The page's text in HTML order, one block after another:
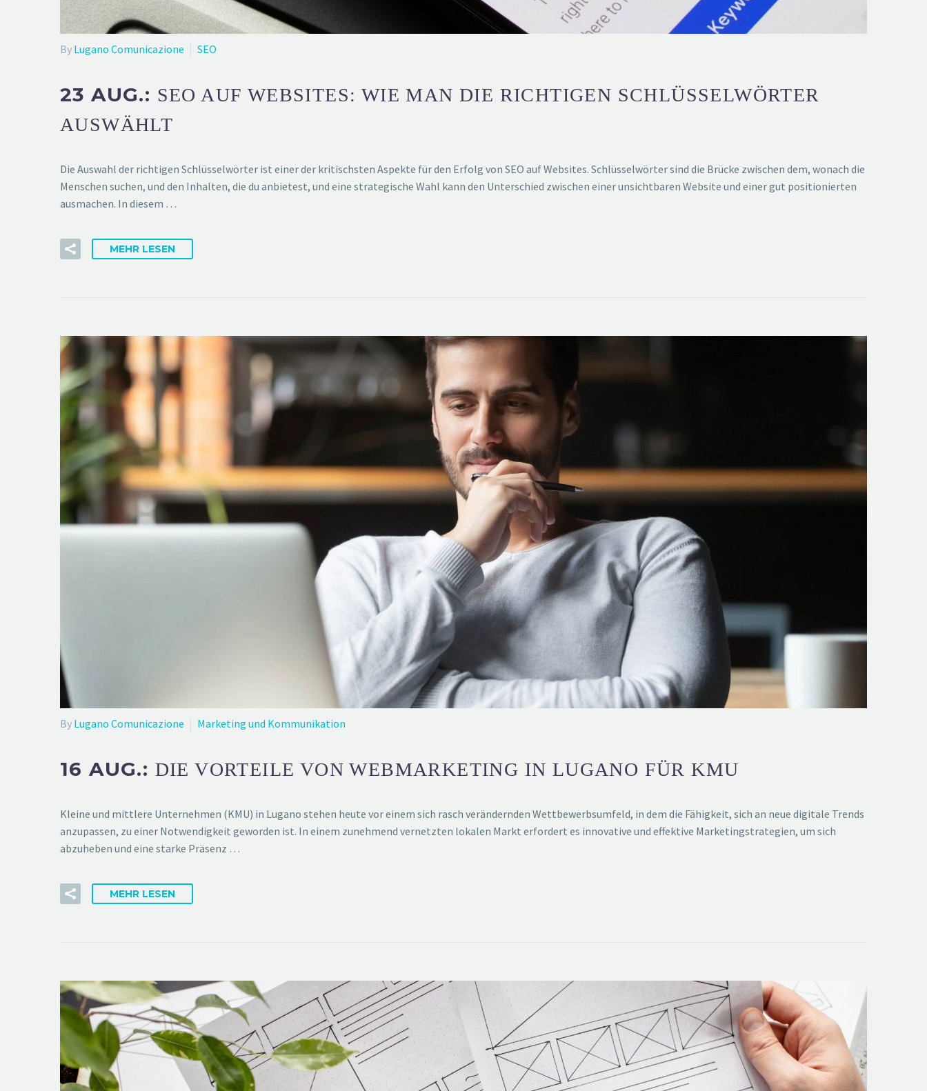
By Lugano Comunicazione SEO
23 AUG.: SEO AUF WEBSITES: WIE MAN DIE RICHTIGEN SCHLÜSSELWÖRTER
AUSWÄHLT
Die Auswahl der richtigen Schlüsselwörter ist einer der kritischsten Aspekte für den Erfolg von SEO auf Websites. Schlüsselwörter sind die Brücke zwischen dem, wonach die
Menschen suchen, und den Inhalten, die du anbietest, und eine strategische Wahl kann den Unterschied zwischen einer unsichtbaren Website und einer gut positionierten
ausmachen. In diesem …
MEHR LESEN
By Lugano Comunicazione Marketing und Kommunikation
16 AUG.: DIE VORTEILE VON WEBMARKETING IN LUGANO FÜR KMU
Kleine und mittlere Unternehmen (KMU) in Lugano stehen heute vor einem sich rasch verändernden Wettbewerbsumfeld, in dem die Fähigkeit, sich an neue digitale Trends
anzupassen, zu einer Notwendigkeit geworden ist. In einem zunehmend vernetzten lokalen Markt erfordert es innovative und effektive Marketingstrategien, um sich
abzuheben und eine starke Präsenz …
MEHR LESEN